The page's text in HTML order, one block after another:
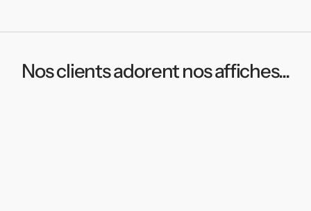
Nos clients adorent nos affiches...